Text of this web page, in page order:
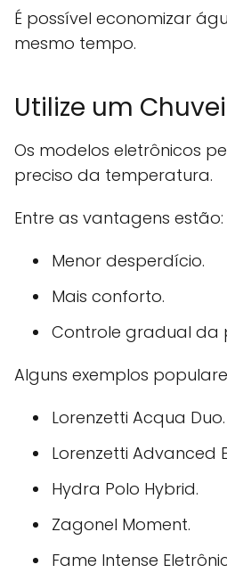
É possível economizar
mesmo tempo.
Utilize um
Os modelos eletrônicos
preciso da temperatura.
Entre as vantagens estão:
Menor desperdício.
Mais conforto.
Controle gradual da
Alguns exemplos
Lorenzetti Acqua Duo.
Lorenzetti Advanced
Hydra Polo Hybrid.
Zagonel Moment.
Fame Intense